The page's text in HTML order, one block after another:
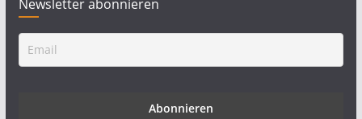
Newsletter abonnieren